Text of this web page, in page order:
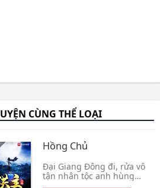
CÙNG THỂ LOẠI
Hồng Chủ
Đại Giang Đông đi, rửa vô
tận nhân tộc anh hùng